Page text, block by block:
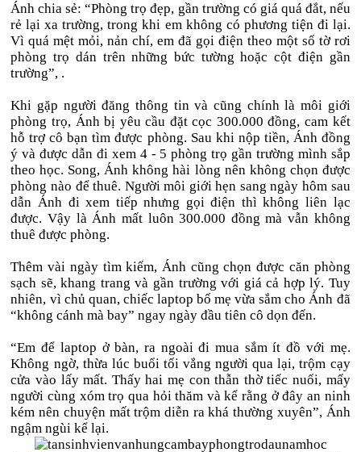
Ánh chia sẻ: “Phòng trọ đẹp, gần trường có giá quá đắt, nếu
rẻ lại xa trường, trong khi em không có phương tiện đi lại.
Vì quá mệt mỏi, nản chí, em đã gọi điện theo một số tờ rơi
phòng trọ dán trên những bức tường hoặc cột điện gần
trường”, .
Khi gặp người đăng thông tin và cũng chính là môi giới
phòng trọ, Ánh bị yêu cầu đặt cọc 300.000 đồng, cam kết
hỗ trợ cô bạn tìm được phòng. Sau khi nộp tiền, Ánh đồng
ý và được dẫn đi xem 4 - 5 phòng trọ gần trường mình sắp
theo học. Song, Ánh không hài lòng nên không chọn được
phòng nào để thuê. Người môi giới hẹn sang ngày hôm sau
dẫn Ánh đi xem tiếp nhưng gọi điện thì không liên lạc
được. Vậy là Ánh mất luôn 300.000 đồng mà vẫn không
thuê được phòng.
Thêm vài ngày tìm kiếm, Ánh cũng chọn được căn phòng
sạch sẽ, khang trang và gần trường với giá cả hợp lý. Tuy
nhiên, vì chủ quan, chiếc laptop bố mẹ vừa sắm cho Ánh đã
“không cánh mà bay” ngay ngày đầu tiên cô dọn đến.
“Em để laptop ở bàn, ra ngoài đi mua sắm ít đồ với mẹ.
Không ngờ, thừa lúc buổi tối vắng người qua lại, trộm cạy
cửa vào lấy mất. Thấy hai mẹ con thẫn thờ tiếc nuối, mấy
người cùng xóm trọ qua hỏi thăm và kể rằng ở đây an ninh
kém nên chuyện mất trộm diễn ra khá thường xuyên”, Ánh
ngậm ngùi kể lại.